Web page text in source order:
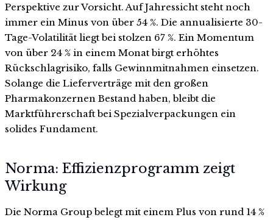
Perspektive zur Vorsicht. Auf Jahressicht steht noch
immer ein Minus von über 54 %. Die annualisierte 30-
Tage-Volatilität liegt bei stolzen 67 %. Ein Momentum
von über 24 % in einem Monat birgt erhöhtes
Rückschlagrisiko, falls Gewinnmitnahmen einsetzen.
Solange die Lieferverträge mit den großen
Pharmakonzernen Bestand haben, bleibt die
Marktführerschaft bei Spezialverpackungen ein
solides Fundament.
Norma: Effizienzprogramm zeigt
Wirkung
Die Norma Group belegt mit einem Plus von rund 14 %